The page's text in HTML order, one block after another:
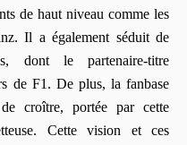
de haut niveau comme les
Il a également séduit de
dont le partenaire-titre
de F1. De plus, la fanbase
croître, portée par cette
Cette vision et ces